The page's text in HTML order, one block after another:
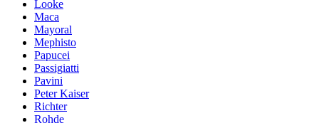
Looke
Maca
Mayoral
Mephisto
Papucei
Passigiatti
Pavini
Peter Kaiser
Richter
Rohde